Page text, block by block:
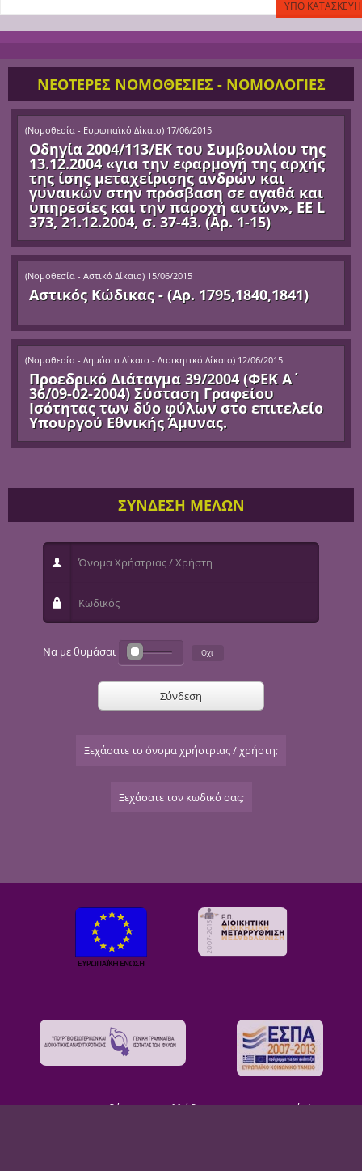
ΝΕΟΤΕΡΕΣ ΝΟΜΟΘΕΣΙΕΣ - ΝΟΜΟΛΟΓΙΕΣ
(Νομοθεσία - Ευρωπαϊκό Δίκαιο) 17/06/2015
Οδηγία 2004/113/ΕΚ του Συμβουλίου της
13.12.2004 «για την εφαρμογή της αρχής
της ίσης μεταχείρισης ανδρών και
γυναικών στην πρόσβαση σε αγαθά και
υπηρεσίες και την παροχή αυτών», ΕΕ L
373, 21.12.2004, σ. 37-43. (Αρ. 1-15)
(Νομοθεσία - Αστικό Δίκαιο) 15/06/2015
Αστικός Κώδικας - (Αρ. 1795,1840,1841)
(Νομοθεσία - Δημόσιο Δίκαιο - Διοικητικό Δίκαιο) 12/06/2015
Προεδρικό Διάταγμα 39/2004 (ΦΕΚ Α΄
36/09-02-2004) Σύσταση Γραφείου
Ισότητας των δύο φύλων στο επιτελείο
Υπουργού Εθνικής Άμυνας.
ΣΥΝΔΕΣΗ ΜΕΛΩΝ
Όνομα Χρήστριας / Χρήστη
Κωδικός
Να με θυμάσαι
Σύνδεση
Ξεχάσατε το όνομα χρήστριας / χρήστη;
Ξεχάσατε τον κωδικό σας;
Με τη συγχρηματοδότηση της Ελλάδας και της Ευρωπαϊκής Ένωσης